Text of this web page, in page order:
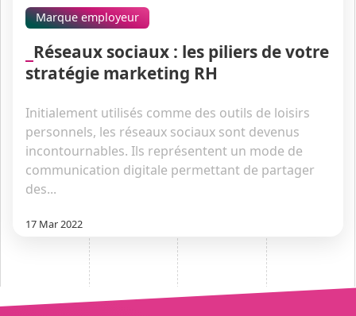
Marque employeur
Réseaux sociaux : les piliers de votre
stratégie marketing RH
Initialement utilisés comme des outils de loisirs
personnels, les réseaux sociaux sont devenus
incontournables. Ils représentent un mode de
communication digitale permettant de partager
des...
17 Mar 2022